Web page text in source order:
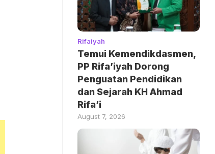
Rifaiyah
Temui Kemendikdasmen,
PP Rifa’iyah Dorong
Penguatan Pendidikan
dan Sejarah KH Ahmad
Rifa’i
August 7, 2026